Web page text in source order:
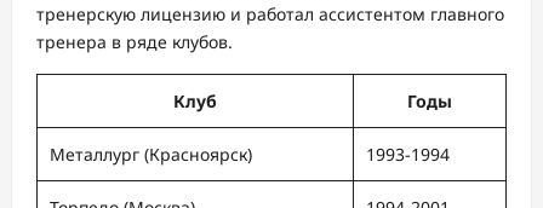
тренерскую лицензию и работал ассистентом главного
тренера в ряде клубов.
Клуб Годы
Металлург (Красноярск) 1993-1994